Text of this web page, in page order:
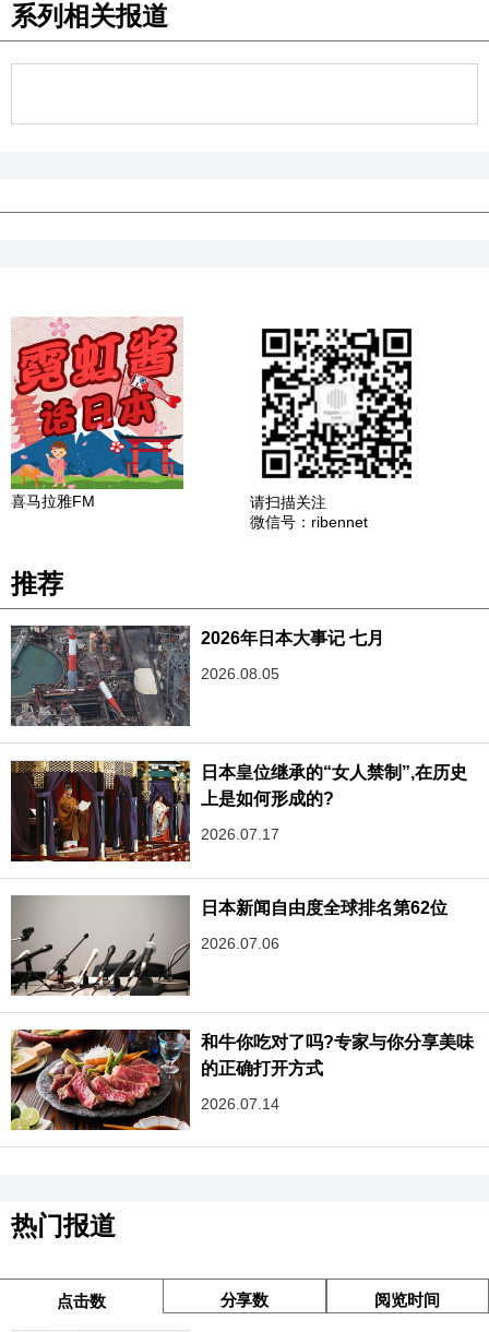
系列相关报道
喜马拉雅FM
请扫描关注
微信号：ribennet
推荐
2026年日本大事记 七月
2026.08.05
日本皇位继承的“女人禁制”,在历史
上是如何形成的?
2026.07.17
日本新闻自由度全球排名第62位
2026.07.06
和牛你吃对了吗?专家与你分享美味
的正确打开方式
2026.07.14
热门报道
点击数 分享数 阅览时间